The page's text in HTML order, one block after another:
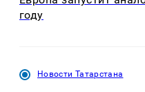
году
Новости Татарстана